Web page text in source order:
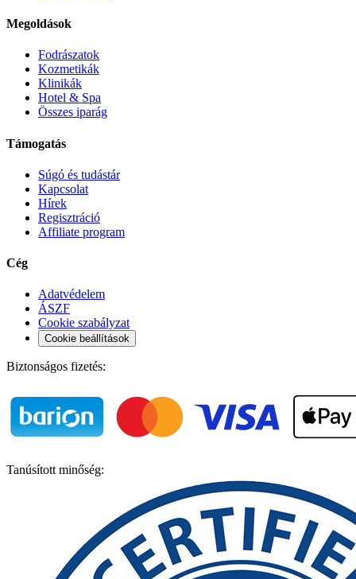
Megoldások
Fodrászatok
Kozmetikák
Klinikák
Hotel & Spa
Összes iparág
Támogatás
Súgó és tudástár
Kapcsolat
Hírek
Regisztráció
Affiliate program
Cég
Adatvédelem
ÁSZF
Cookie szabályzat
Cookie beállítások
Biztonságos fizetés:
Tanúsított minőség: